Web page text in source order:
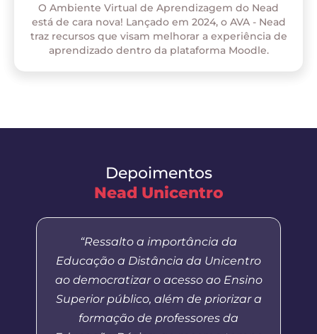
O Ambiente Virtual de Aprendizagem do Nead
está de cara nova! Lançado em 2024, o AVA - Nead
traz recursos que visam melhorar a experiência de
aprendizado dentro da plataforma Moodle.
Depoimentos
Nead Unicentro
“Ressalto a importância da
Educação a Distância da Unicentro
ao democratizar o acesso ao Ensino
Superior público, além de priorizar a
formação de professores da